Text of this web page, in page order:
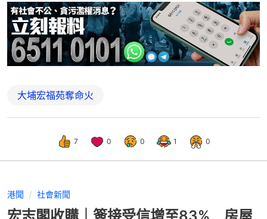
大埔宏福苑奪命火
7 0 0 1 0
港聞 社會新聞